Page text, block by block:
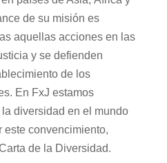
de su misión es
aquellas acciones en las
y se defienden
de los
En FxJ estamos
diversidad en el mundo
este convencimiento,
de la Diversidad.